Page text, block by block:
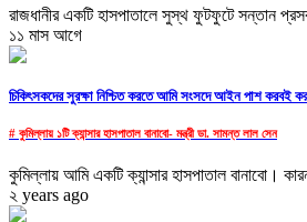
রাজধানীর একটি হাসপাতালে সুস্থ ফুটফুটে সন্তান
১১ মাস আগে
চিকিৎসকদের সুরক্ষা নিশ্চিত করতে আমি সংসদে আইন পাশ করবই
# কুমিল্লায় ১টি ক্যান্সার হাসপাতাল বানাবো- মন্ত্রী ডা. সামন্ত লাল সেন
কুমিল্লায় আমি একটি ক্যান্সার হাসপাতাল বানাবো।
২ years ago